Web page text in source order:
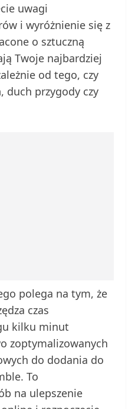
uwagi
i wyróżnienie się z
o sztuczną
Twoje najbardziej
od tego, czy
duch przygody czy
polega na tym, że
czas
kilku minut
zoptymalizowanych
do dodania do
To
na ulepszenie